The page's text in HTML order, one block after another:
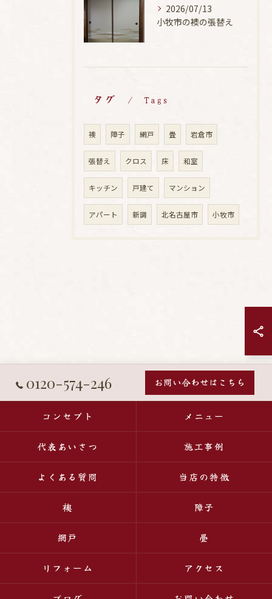
2026/07/13
小牧市の襖の張替え
タグ Tags
襖 障子 網戸 畳 岩倉市
張替え クロス 床 和室
キッチン 戸建て マンション
アパート 新調 北名古屋市 小牧市
0120-574-246 お問い合わせはこちら
コンセプト メニュー
代表あいさつ 施工事例
よくある質問 当店の特徴
襖 障子
網戸 畳
リフォーム アクセス